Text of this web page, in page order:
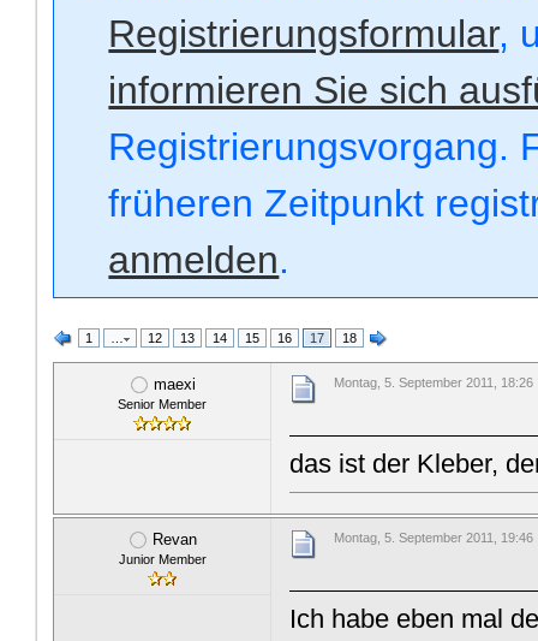
Registrierungsformular,
informieren Sie sich
Registrierungsvorgang.
früheren Zeitpunkt
anmelden.
1 … 12 13 14 15 16 17 18
maexi
Senior Member
Montag, 5. September 2011, 18:26
das ist der Kleber,
Revan
Junior Member
Montag, 5. September 2011, 19:46
Ich habe eben mal